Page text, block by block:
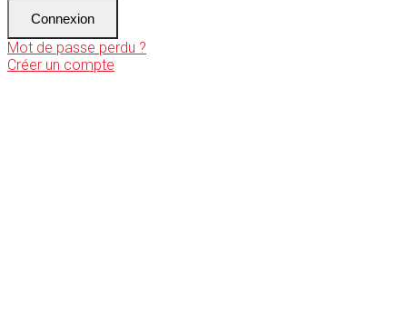
Connexion
Mot de passe perdu ?
Créer un compte